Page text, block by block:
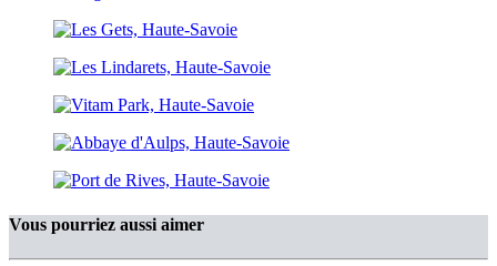
Vous pourriez aussi aimer